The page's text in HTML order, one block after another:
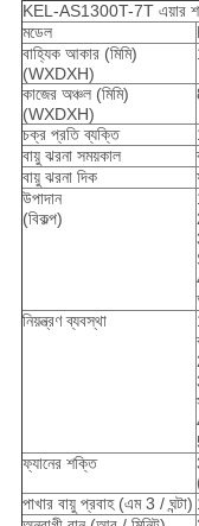
KEL-AS1300T-7T এয়ার
মডেল
বাহ্যিক আকার (মিমি)
(WXDXH)
কাজের অঞ্চল (মিমি)
(WXDXH)
চক্র প্রতি ব্যক্তি
বায়ু ঝরনা সময়কাল
বায়ু ঝরনা দিক
উপাদান
(বিকল্প)
নিয়ন্ত্রণ ব্যবস্থা
ফ্যানের শক্তি
পাখার বায়ু প্রবাহ (এম 3 / ঘন্টা)